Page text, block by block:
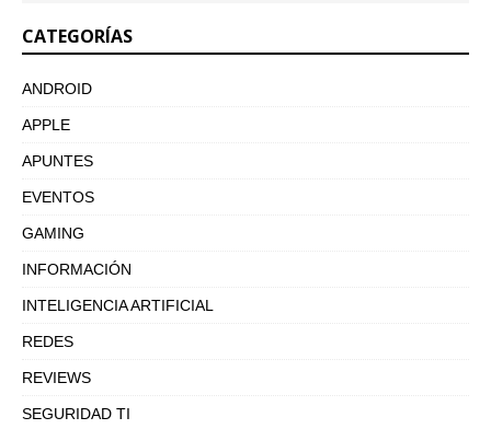
CATEGORÍAS
ANDROID
APPLE
APUNTES
EVENTOS
GAMING
INFORMACIÓN
INTELIGENCIA ARTIFICIAL
REDES
REVIEWS
SEGURIDAD TI